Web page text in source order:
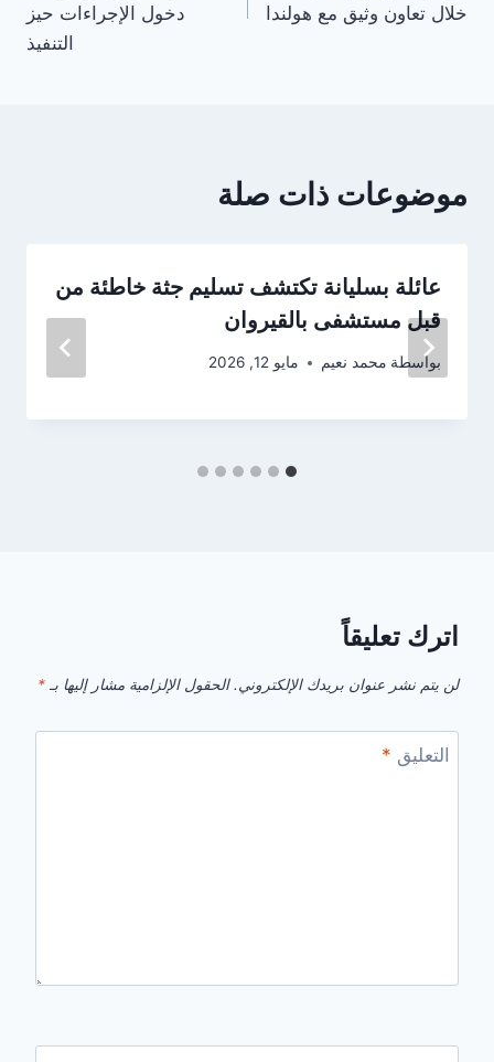
خلال تعاون وثيق مع هولندا
دخول الإجراءات حيز
التنفيذ
موضوعات ذات صلة
عائلة بسليانة تكتشف تسليم جثة خاطئة من
قبل مستشفى بالقيروان
بواسطة محمد نعيم مايو 12, 2026
اترك تعليقاً
لن يتم نشر عنوان بريدك الإلكتروني. الحقول الإلزامية مشار إليها بـ *
التعليق *